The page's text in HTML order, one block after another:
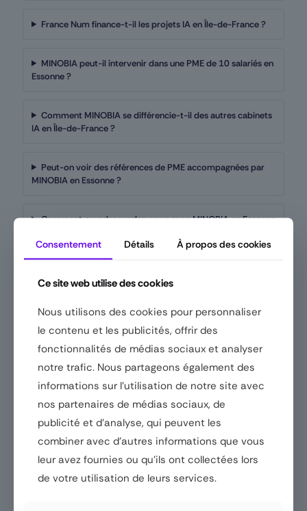
France Num finance-t-il les projets IA en Île-de-France ?
MINOBIA peut-il intervenir dans une PME de 10 salariés en
Essonne ?
Comment MINOBIA se différencie-t-il des autres cabinets
IA en Île-de-France ?
Peut-on voir des références de PME accompagnées par
MINOBIA en Essonne ?
Comment prendre rendez-vous avec MINOBIA en Essonne
Sources
France Num
McKinsey & Company
Parlement Européen
Conclusion
SurMINOBIA IA pour améliorer l’expérience client PME , MINOBIA
est le partenaire IA de référence en Essonne et Île-de-France.
Proximité, expertise terrain, financement via France Num et Osez
l’IA, réseau BNI : tous les ingrédients sont réunis pour faire de
Consentement Détails À propos des cookies
Ce site web utilise des cookies
Nous utilisons des cookies pour personnaliser
le contenu et les publicités, offrir des
fonctionnalités de médias sociaux et analyser
notre trafic. Nous partageons également des
informations sur l'utilisation de notre site avec
nos partenaires de médias sociaux, de
publicité et d'analyse, qui peuvent les
combiner avec d'autres informations que vous
leur avez fournies ou qu'ils ont collectées lors
de votre utilisation de leurs services.